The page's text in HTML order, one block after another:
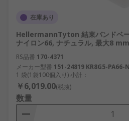
在庫あり
HellermannTyton 結束バンドベ
ナイロン66, ナチュラル, 最大8
RS品番 170-4371
メーカー型番 151-24819 KR8G5-PA66-
1 袋(1袋100個入り) 小計：
￥6,019.00(税抜)
数量